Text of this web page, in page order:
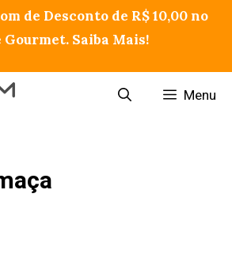
de Desconto de R$ 10,00 no
Gourmet. Saiba Mais!
Menu